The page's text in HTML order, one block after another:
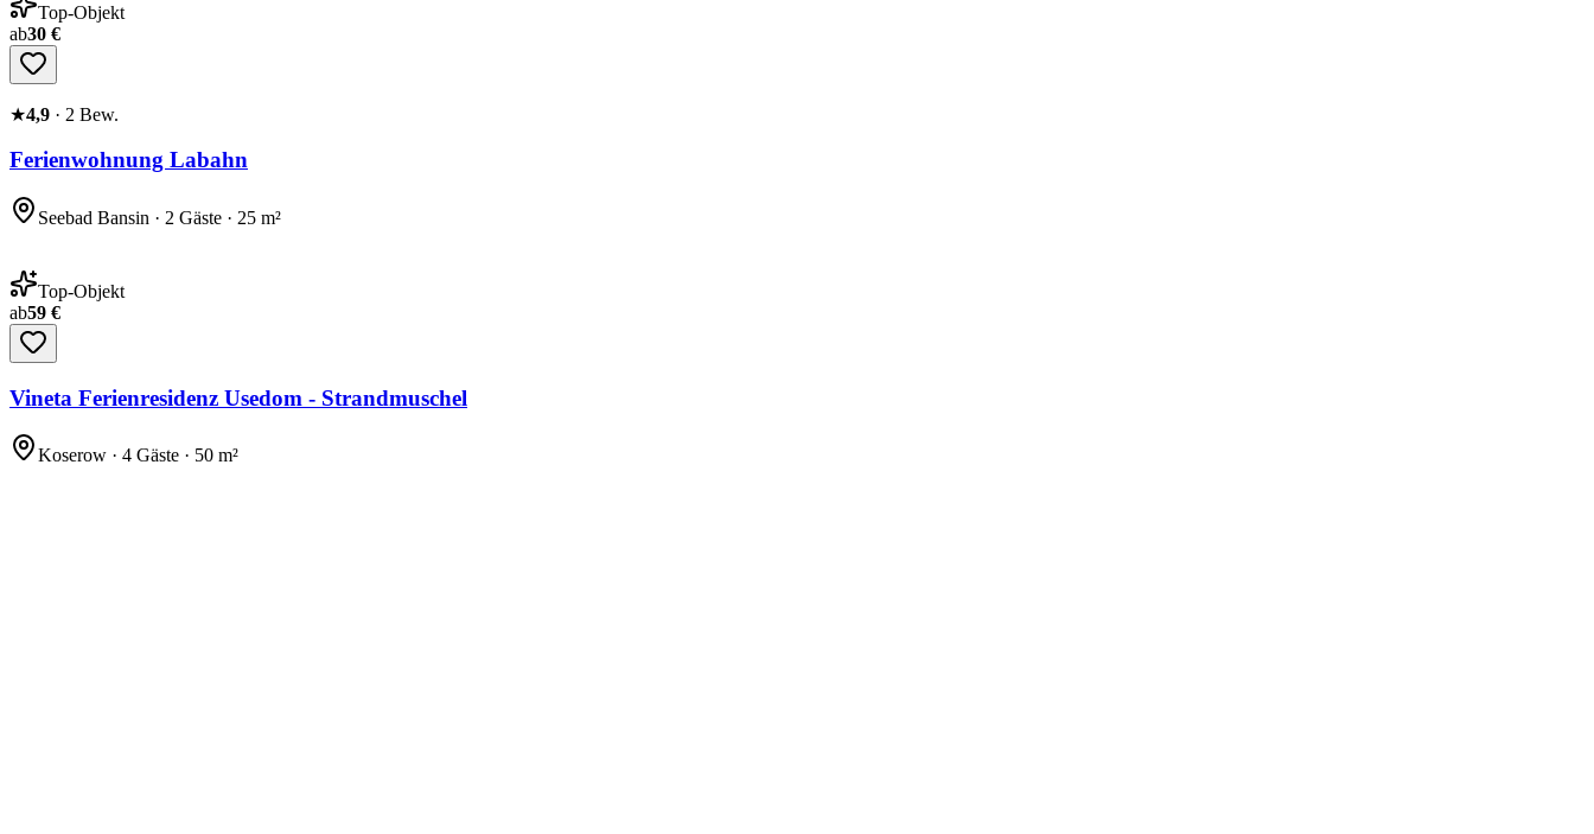
Top-Objekt
ab30 €
★4,9 · 2 Bew.
Ferienwohnung Labahn
Seebad Bansin · 2 Gäste · 25 m²
Top-Objekt
ab59 €
Vineta Ferienresidenz Usedom - Strandmuschel
Koserow · 4 Gäste · 50 m²